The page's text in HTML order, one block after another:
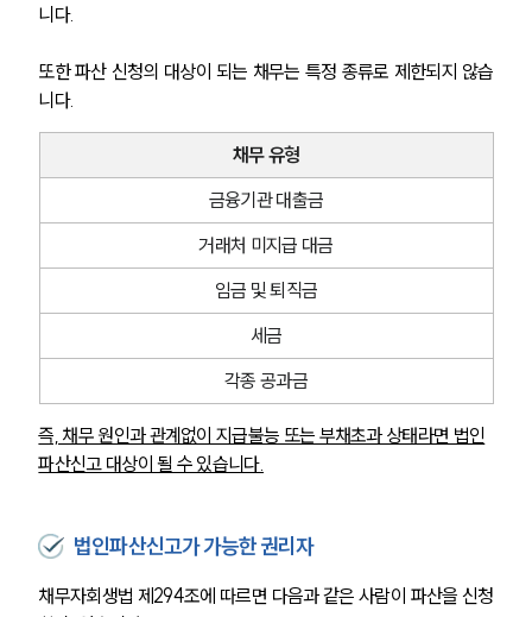
니다.
또한 파산 신청의 대상이 되는 채무는 특정 종류로 제한되지 않습
니다.
채무 유형
금융기관 대출금
거래처 미지급 대금
임금 및 퇴직금
세금
각종 공과금
즉, 채무 원인과 관계없이 지급불능 또는 부채초과 상태라면 법인
파산신고 대상이 될 수 있습니다.
법인파산신고가 가능한 권리자
채무자회생법 제294조에 따르면 다음과 같은 사람이 파산을 신청